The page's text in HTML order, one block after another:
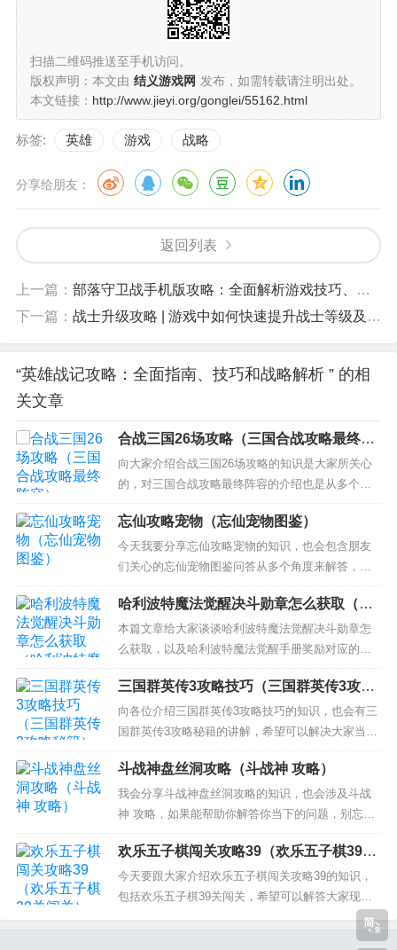
扫描二维码推送至手机访问。
版权声明：本文由 结义游戏网 发布，如需转载请注明出处。
本文链接： http://www.jieyi.org/gonglei/55162.html
标签: 英雄 游戏 战略
分享给朋友：
返回列表
上一篇： 部落守卫战手机版攻略：全面解析游戏技巧、角色策略和资源管理
下一篇： 战士升级攻略 | 游戏中如何快速提升战士等级及技能
“英雄战记攻略：全面指南、技巧和战略解析 ” 的相
关文章
合战三国26场攻略（三国合战攻略最终阵
容）
向大家介绍合战三国26场攻略的知识是大家所关心
的，对三国合战攻略最终阵容的介绍也是从多个角
度来解答，希望可以让大家解决现在的问题！ 本文
目录一览： 1、小小军团合战三国鞋子合成书怎么得
2、小小军团合战三国马超使用技巧指南 3、小小军
团合战三国成长试练3怎么过 4、小小军团合战三国
曹操技...
忘仙攻略宠物（忘仙宠物图鉴）
今天我要分享忘仙攻略宠物的知识，也会包含朋友
们关心的忘仙宠物图鉴问答从多个角度来解答，我
希望能够解决你现在遇到的问题！ 本文目录一览：
1、忘仙宠物麒麟精魄怎么获得的 2、忘仙宠物怎么
培养 忘仙宠物进化全攻略 3、《忘仙OL》宠物技能
合成及宠物入门 详解怎么玩 4、忘仙宠物飞升技能
御风...
哈利波特魔法觉醒决斗勋章怎么获取（哈
利波特魔法觉醒手册奖励）
本篇文章给大家谈谈哈利波特魔法觉醒决斗勋章怎
么获取，以及哈利波特魔法觉醒手册奖励对应的知
识点，希望对各位有所帮助，不要忘了收藏本站
喔。 本文目录一览： 1、哈利波特好友切磋有记录
吗 2、哈利波特萤火印记怎么获得 3、魔法觉醒决斗
前翻动的章是什么 4、哈利波特决斗铭牌有什么用
5、哈利...
三国群英传3攻略技巧（三国群英传3攻略
秘籍）
向各位介绍三国群英传3攻略技巧的知识，也会有三
国群英传3攻略秘籍的讲解，希望可以解决大家当前
的困惑！ 本文目录一览： 1、三国群英传3应该怎么
玩啊 2、三国群英传3秘籍 3、三国群英传怎么玩攻
略 三国群英传如何玩攻略 4、三国群英传3怎么玩
三国群英传3应该怎么玩啊 这个游戏简单的狠，...
斗战神盘丝洞攻略（斗战神 攻略）
我会分享斗战神盘丝洞攻略的知识，也会涉及斗战
神 攻略，如果能帮助你解答你当下的问题，别忘记
关注我们吧！ 本文目录一览： 1、斗战神盘丝洞
2、斗战神盘丝洞在哪进 3、斗战神盘丝洞中级怎么
打 4、斗战神高级盘丝怎么打 高级盘丝洞打法篇
5、斗战神初级盘丝洞进不去了怎么办？有任务啊...
欢乐五子棋闯关攻略39（欢乐五子棋39关
闯关）
今天要跟大家介绍欢乐五子棋闯关攻略39的知识，
包括欢乐五子棋39关闯关，希望可以解答大家现在
的问题！本文目录一览： 1、欢乐五子棋闯关47攻
略 2、怎么玩欢乐五子棋？ 3、微信欢乐五子棋腾讯